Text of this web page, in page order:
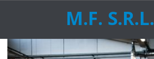
M.F. S.R.L.